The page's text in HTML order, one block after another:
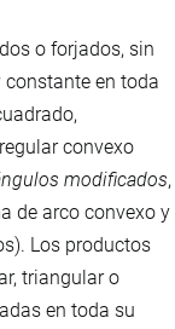
o forjados, sin
en toda
convexo
modificados,
de arco convexo y
Los productos
triangular o
en toda su